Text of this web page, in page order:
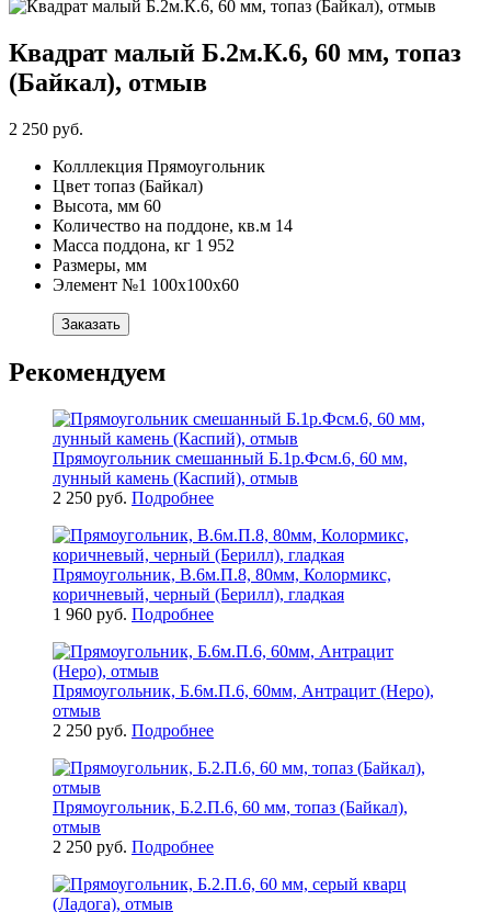
Квадрат малый Б.2м.К.6, 60 мм, топаз
(Байкал), отмыв
2 250 руб.
Колллекция Прямоугольник
Цвет топаз (Байкал)
Высота, мм 60
Количество на поддоне, кв.м 14
Масса поддона, кг 1 952
Размеры, мм
Элемент №1 100х100х60
Заказать
Рекомендуем
Прямоугольник смешанный Б.1р.Фсм.6, 60 мм,
лунный камень (Каспий), отмыв
2 250 руб. Подробнее
Прямоугольник, В.6м.П.8, 80мм, Колормикс,
коричневый, черный (Берилл), гладкая
1 960 руб. Подробнее
Прямоугольник, Б.6м.П.6, 60мм, Антрацит (Неро),
отмыв
2 250 руб. Подробнее
Прямоугольник, Б.2.П.6, 60 мм, топаз (Байкал),
отмыв
2 250 руб. Подробнее